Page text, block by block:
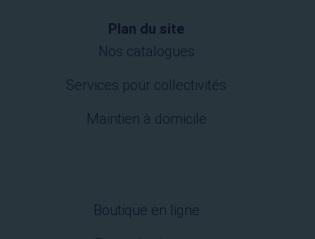
Plan du site
Nos catalogues
Services pour collectivités
Maintien à domicile
Boutique en ligne